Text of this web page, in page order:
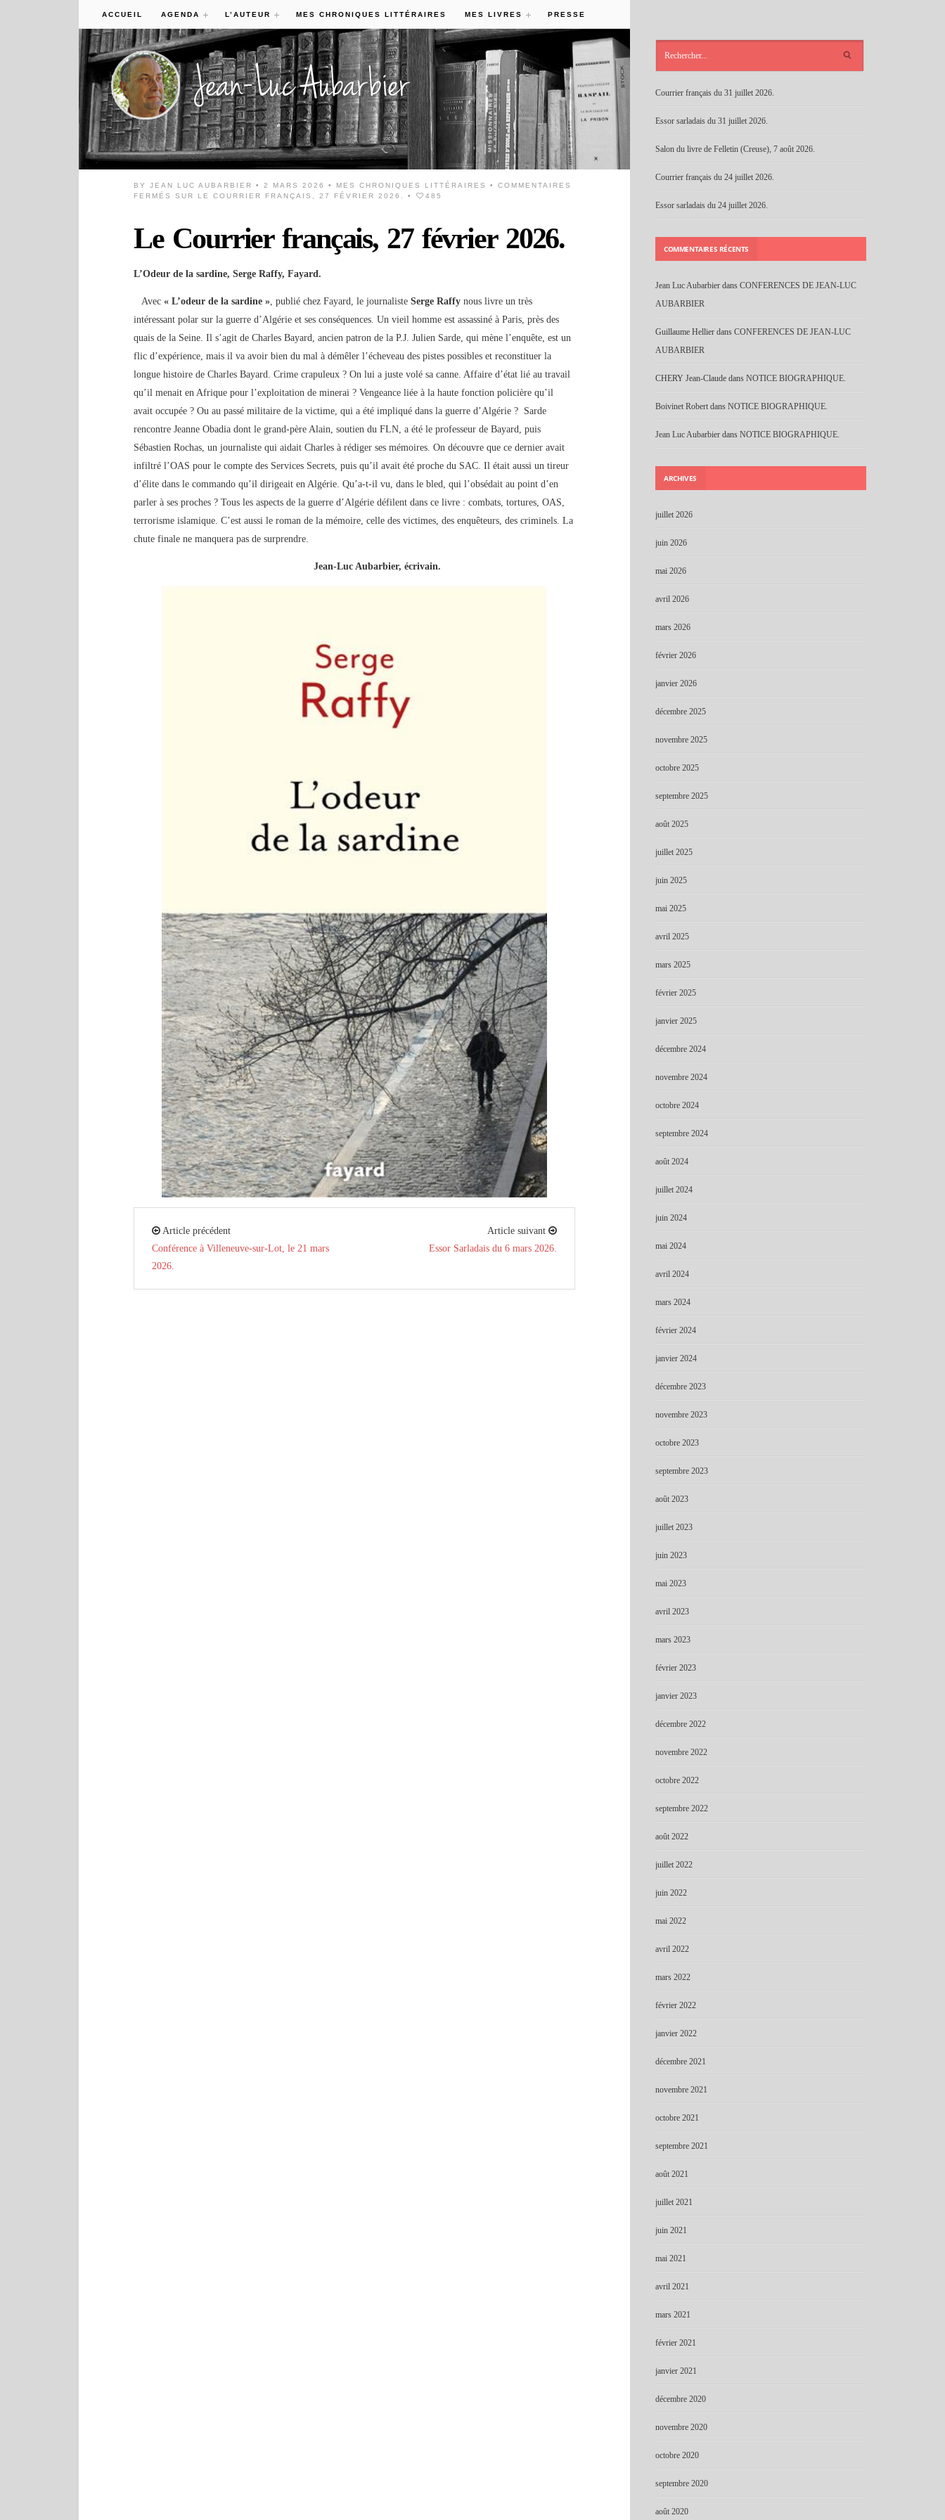
ACCUEIL AGENDA L’AUTEUR MES CHRONIQUES LITTÉRAIRES MES LIVRES PRESSE
BYJEAN LUC AUBARBIER • 2 MARS 2026 • MES CHRONIQUES LITTÉRAIRES •COMMENTAIRES
FERMÉS
SUR LE COURRIER FRANÇAIS, 27 FÉVRIER 2026. • 485
Le Courrier français, 27 février 2026.
L’Odeur de la sardine, Serge Raffy, Fayard.
Avec« L’odeur de la sardine », publié chez Fayard, le journalisteSerge Raffynous livre un très
intéressant polar sur la guerre d’Algérie et ses conséquences. Un vieil homme est assassiné à Paris, près des
quais de la Seine. Il s’agit de Charles Bayard, ancien patron de la P.J. Julien Sarde, qui mène l’enquête, est un
flic d’expérience, mais il va avoir bien du mal à démêler l’écheveau des pistes possibles et reconstituer la
longue histoire de Charles Bayard. Crime crapuleux ? On lui a juste volé sa canne. Affaire d’état lié au travail
qu’il menait en Afrique pour l’exploitation de minerai ? Vengeance liée à la haute fonction policière qu’il
avait occupée ? Ou au passé militaire de la victime, qui a été impliqué dans la guerre d’Algérie ? Sarde
rencontre Jeanne Obadia dont le grand-père Alain, soutien du FLN, a été le professeur de Bayard, puis
Sébastien Rochas, un journaliste qui aidait Charles à rédiger ses mémoires. On découvre que ce dernier avait
infiltré l’OAS pour le compte des Services Secrets, puis qu’il avait été proche du SAC. Il était aussi un tireur
d’élite dans le commando qu’il dirigeait en Algérie. Qu’a-t-il vu, dans le bled, qui l’obsédait au point d’en
parler à ses proches ? Tous les aspects de la guerre d’Algérie défilent dans ce livre : combats, tortures, OAS,
terrorisme islamique. C’est aussi le roman de la mémoire, celle des victimes, des enquêteurs, des criminels. La
chute finale ne manquera pas de surprendre.
Jean-Luc Aubarbier, écrivain.
Article précédent
Conférence à Villeneuve-sur-Lot, le 21 mars
2026.
Article suivant
Essor Sarladais du 6 mars 2026.
Courrier français du 31 juillet 2026.
Essor sarladais du 31 juillet 2026.
Salon du livre de Felletin (Creuse), 7 août 2026.
Courrier français du 24 juillet 2026.
Essor sarladais du 24 juillet 2026.
COMMENTAIRES RÉCENTS
Jean Luc Aubarbier dans CONFERENCES DE JEAN-LUC
AUBARBIER
Guillaume Hellier dans CONFERENCES DE JEAN-LUC
AUBARBIER
CHERY Jean-Claude dans NOTICE BIOGRAPHIQUE.
Boivinet Robert dans NOTICE BIOGRAPHIQUE.
Jean Luc Aubarbier dans NOTICE BIOGRAPHIQUE.
ARCHIVES
juillet 2026
juin 2026
mai 2026
avril 2026
mars 2026
février 2026
janvier 2026
décembre 2025
novembre 2025
octobre 2025
septembre 2025
août 2025
juillet 2025
juin 2025
mai 2025
avril 2025
mars 2025
février 2025
janvier 2025
décembre 2024
novembre 2024
octobre 2024
septembre 2024
août 2024
juillet 2024
juin 2024
mai 2024
avril 2024
mars 2024
février 2024
janvier 2024
décembre 2023
novembre 2023
octobre 2023
septembre 2023
août 2023
juillet 2023
juin 2023
mai 2023
avril 2023
mars 2023
février 2023
janvier 2023
décembre 2022
novembre 2022
octobre 2022
septembre 2022
août 2022
juillet 2022
juin 2022
mai 2022
avril 2022
mars 2022
février 2022
janvier 2022
décembre 2021
novembre 2021
octobre 2021
septembre 2021
août 2021
juillet 2021
juin 2021
mai 2021
avril 2021
mars 2021
février 2021
janvier 2021
décembre 2020
novembre 2020
octobre 2020
septembre 2020
août 2020